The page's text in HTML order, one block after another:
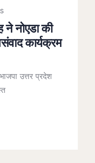
ने नोएडा की
कार्यक्रम
उत्तर प्रदेश